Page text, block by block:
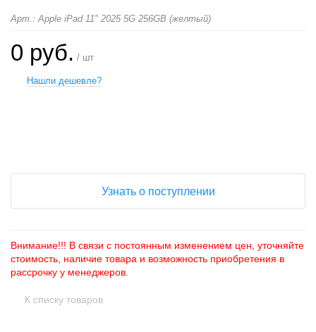
Арт.: Apple iPad 11" 2025 5G 256GB (желтый)
0 руб. / шт
Нашли дешевле?
Узнать о поступлении
Внимание!!! В связи с постоянным изменением цен, уточняйте
стоимость, наличие товара и возможность приобретения в
рассрочку у менеджеров.
К списку товаров